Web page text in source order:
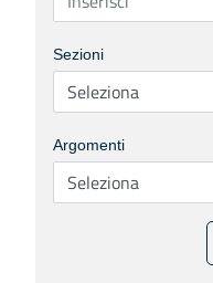
Sezioni
Argomenti